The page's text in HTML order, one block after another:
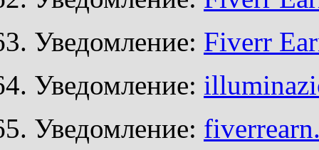
Уведомление: Fiverr
Уведомление:
Уведомление: